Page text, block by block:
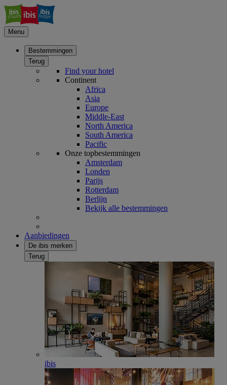
Menu
Bestemmingen
Terug
Find your hotel
Continent
Africa
Asia
Europe
Middle-East
North America
South America
Pacific
Onze topbestemmingen
Amsterdam
Londen
Parijs
Rotterdam
Berlijn
Bekijk alle bestemmingen
Aanbiedingen
De ibis merken
Terug
ibis